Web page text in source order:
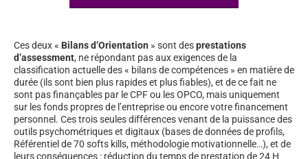
Ces deux « Bilans d’Orientation » sont desprestations
d’assessment, ne répondant pas aux exigences de la
classification actuelle des « bilans de compétences » en matière de
durée (ils sont bien plus rapides et plus fiables), et de ce fait ne
sont pas finançables par le CPF ou les OPCO, mais uniquement
sur les fonds propres de l’entreprise ou encore votre financement
personnel. Ces trois seules différences venant de la puissance des
outils psychométriques et digitaux (bases de données de profils,
Référentiel de 70 softs kills, méthodologie motivationnelle…), et de
leurs conséquences : réduction du temps de prestation de 24 H